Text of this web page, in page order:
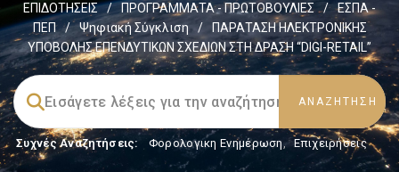
ΕΠΙΔΟΤΗΣΕΙΣ
/ ΠΡΟΓΡΑΜΜΑΤΑ - ΠΡΩΤΟΒΟΥΛΙΕΣ /
ΕΣΠΑ -
ΠΕΠ
/ Ψηφιακή Σύγκλιση /
ΠΑΡΑΤΑΣΗ ΗΛΕΚΤΡΟΝΙΚΗΣ
ΥΠΟΒΟΛΗΣ ΕΠΕΝΔΥΤΙΚΩΝ ΣΧΕΔΙΩΝ ΣΤΗ ΔΡΑΣΗ “DIGI-RETAIL”
Συχνές Αναζητήσεις: Φορολογικη Ενημέρωση, Επιχειρήσεις